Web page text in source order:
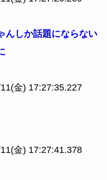
んしか話題にならない
金) 17:27:35.227
金) 17:27:41.378